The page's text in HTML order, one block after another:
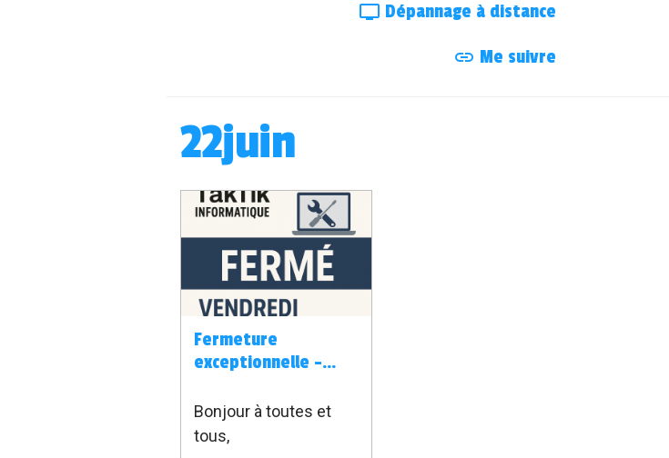
Dépannage à distance
Me suivre
22juin
Fermeture
exceptionnelle –
samedi 22 juin 2025
Bonjour à toutes et
tous,